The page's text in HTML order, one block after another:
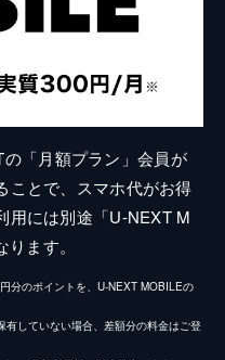
「月額プラン」会員が
ことで、スマホ代がお得
用には別途「U-NEXT M
ます。
分のポイントを、U-NEXT MOBILEの
していない場合、差額分の料金はご登